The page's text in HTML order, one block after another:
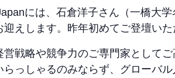
には、石倉洋子さん（一橋大
迎えします。昨年初めてご登壇い
営戦略や競争力のご専門家として
らっしゃるのみならず、グローバ